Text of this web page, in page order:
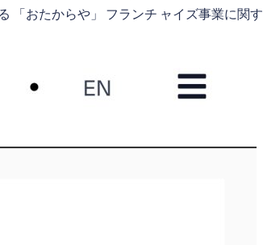
「おたからや」 フランチ ャイズ事業に関す